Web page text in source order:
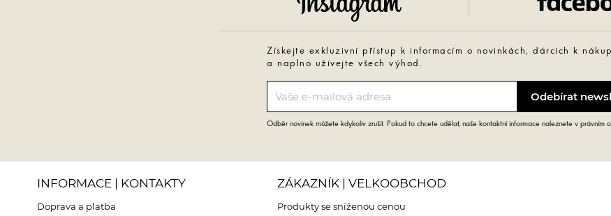
Získejte exkluzivní přístup k informacím o novinkách, dárcích k
a naplno užívejte všech výhod.
Odběr novinek můžete kdykoliv zrušit. Pokud to chcete udělat, naše kontaktní informace naleznete v právním
INFORMACE | KONTAKTY
Doprava a platba
ZÁKAZNÍK | VELKOOBCHOD
Produkty se sníženou cenou